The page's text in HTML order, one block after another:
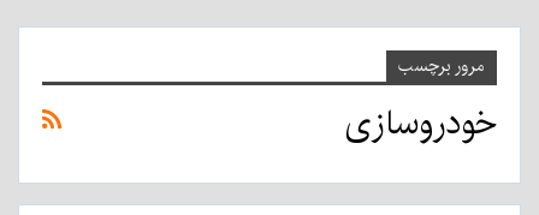
مرور برچسب
خودروسازی